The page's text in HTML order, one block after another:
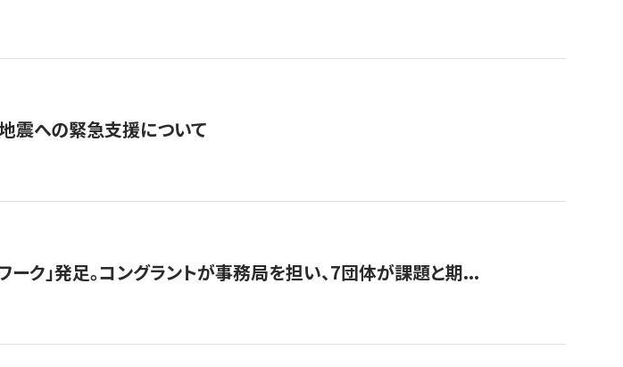
震への緊急支援について
ク」発足。コングラントが事務局を担い、7団体が課題と期...